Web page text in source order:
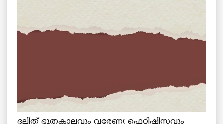
ദലിത് ഭൂതകാലവും വരേണ്യ ഫെറ്റിഷിസവും